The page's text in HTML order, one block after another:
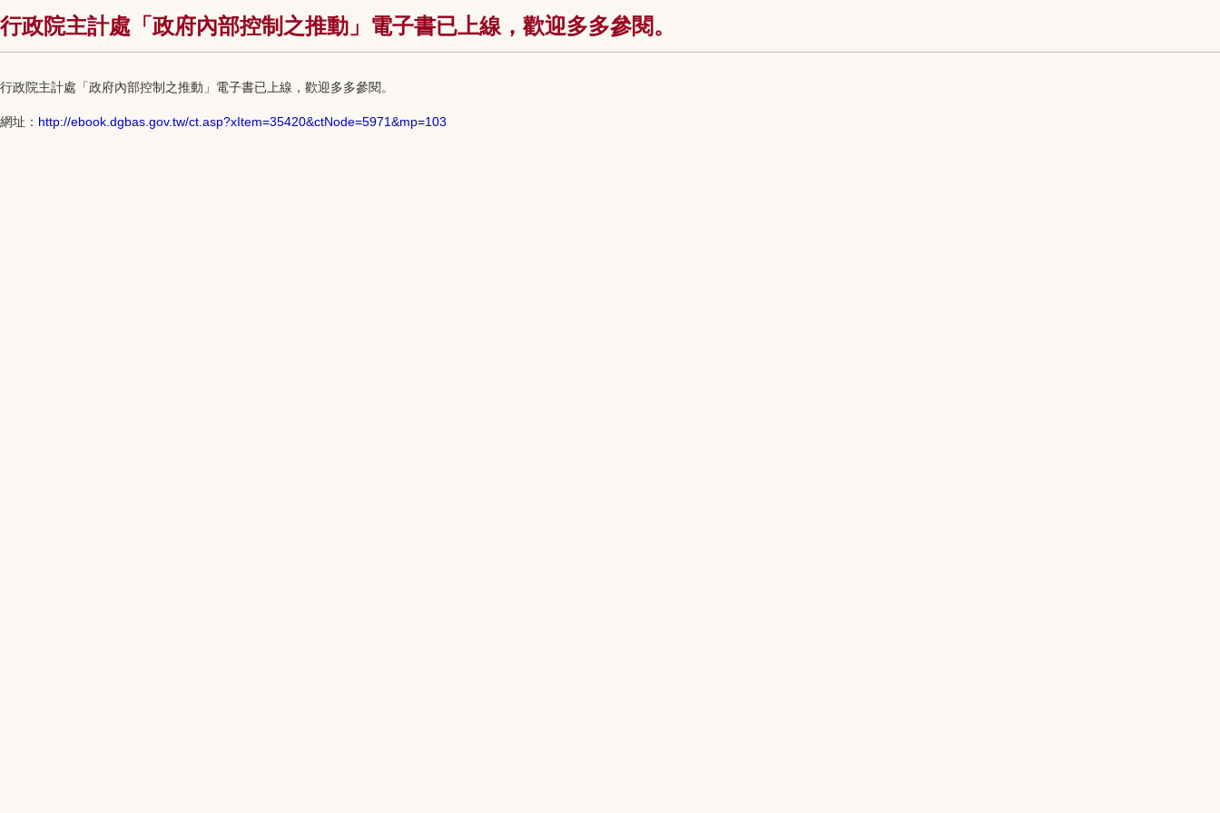
行政院主計處「政府內部控制之推動」電子書已上線，歡迎多多參閱。
行政院主計處「政府內部控制之推動」電子書已上線，歡迎多多參閱。
網址： http://ebook.dgbas.gov.tw/ct.asp?xItem=35420&ctNode=5971&mp=103